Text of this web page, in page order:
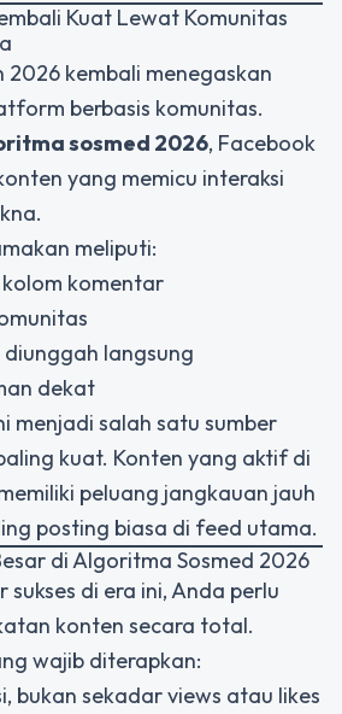
Kuat Lewat Komunitas
2026 kembali menegaskan
berbasis komunitas.
sosmed 2026, Facebook
yang memicu interaksi
meliputi:
komentar
langsung
dekat
menjadi salah satu sumber
kuat. Konten yang aktif di
peluang jangkauan jauh
posting biasa di feed utama.
di Algoritma Sosmed 2026
di era ini, Anda perlu
konten secara total.
wajib diterapkan:
bukan sekadar views atau likes